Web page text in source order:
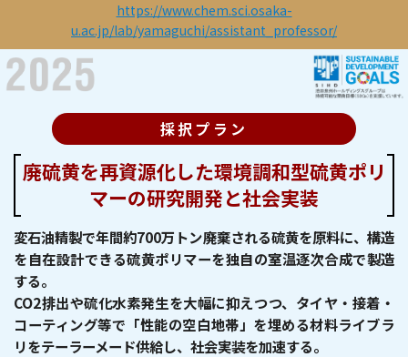
https://www.chem.sci.osaka-
u.ac.jp/lab/yamaguchi/assistant_professor/
採択プラン
廃硫黄を再資源化した環境調和型硫黄ポリ
マーの研究開発と社会実装
変石油精製で年間約700万トン廃棄される硫黄を原料に、構造
を自在設計できる硫黄ポリマーを独自の室温逐次合成で製造
する。
CO2排出や硫化水素発生を大幅に抑えつつ、タイヤ・接着・
コーティング等で「性能の空白地帯」を埋める材料ライブラ
リをテーラーメード供給し、社会実装を加速する。